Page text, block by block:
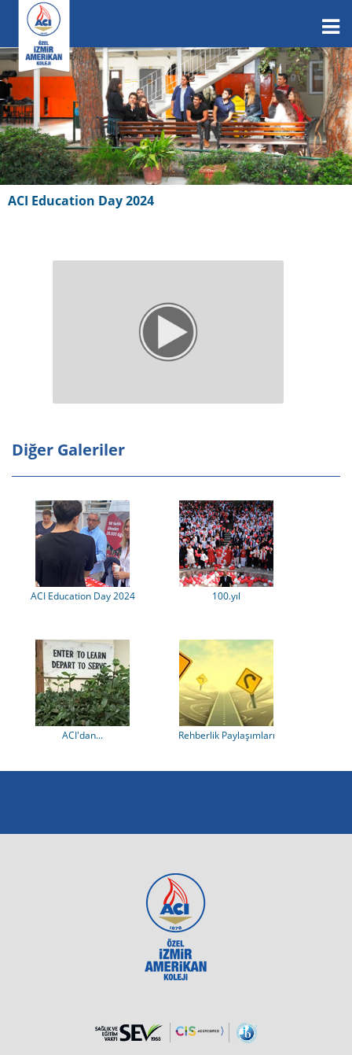
ACI Education Day 2024
Diğer Galeriler
ACI Education Day 2024 100.yıl
ACI'dan... Rehberlik Paylaşımları